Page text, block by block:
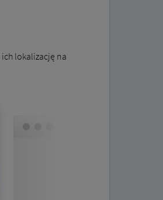
lokalizację na